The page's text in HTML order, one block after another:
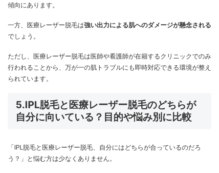
傾向にあります。
一方、医療レーザー脱毛は強い出力による肌へのダメージが懸念される
でしょう。
ただし、医療レーザー脱毛は医師や看護師が在籍するクリニックでのみ
行われることから、万が一の肌トラブルにも即時対応できる環境が整え
られています。
5.IPL脱毛と医療レーザー脱毛のどちらが
自分に向いている？目的や悩み別に比較
「IPL脱毛と医療レーザー脱毛、自分にはどちらが合っているのだろ
う？」と悩む方は少なくありません。